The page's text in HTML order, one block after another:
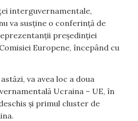
interguvernamentale,
va susține o conferință de
președinției
Europene, începând cu
va avea loc a doua
Ucraina – UE, în
și primul cluster de